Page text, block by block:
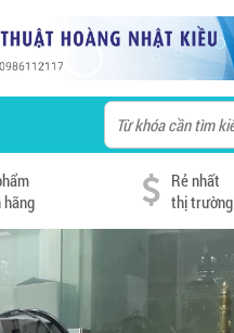
hãng
Rẻ nhất
thị trường